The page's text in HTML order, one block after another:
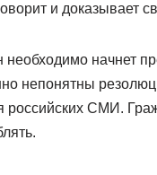
и доказывает
необходимо начнет
непонятны
российских СМИ.